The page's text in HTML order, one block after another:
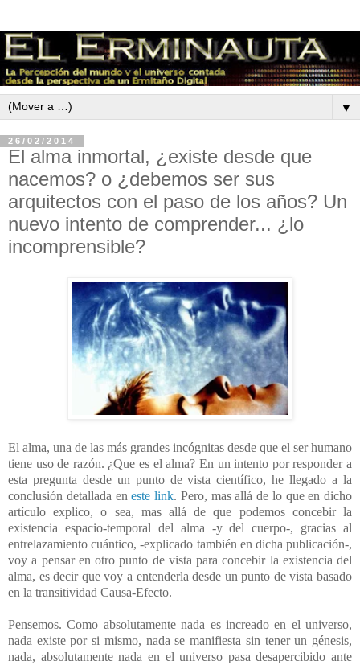
▼
26/02/2014
El alma inmortal, ¿existe desde que
nacemos? o ¿debemos ser sus
arquitectos con el paso de los años? Un
nuevo intento de comprender... ¿lo
incomprensible?
El alma, una de las más grandes incógnitas desde que el ser humano
tiene uso de razón. ¿Que es el alma? En un intento por responder a
esta pregunta desde un punto de vista científico, he llegado a la
conclusión detallada eneste link. Pero, mas allá de lo que en dicho
artículo explico, o sea, mas allá de que podemos concebir la
existencia espacio-temporal del alma -y del cuerpo-, gracias al
entrelazamiento cuántico, -explicado también en dicha publicación-,
voy a pensar en otro punto de vista para concebir la existencia del
alma, es decir que voy a entenderla desde un punto de vista basado
en la transitividad Causa-Efecto.
Pensemos. Como absolutamente nada es increado en el universo,
nada existe por si mismo, nada se manifiesta sin tener un génesis,
nada, absolutamente nada en el universo pasa desapercibido ante